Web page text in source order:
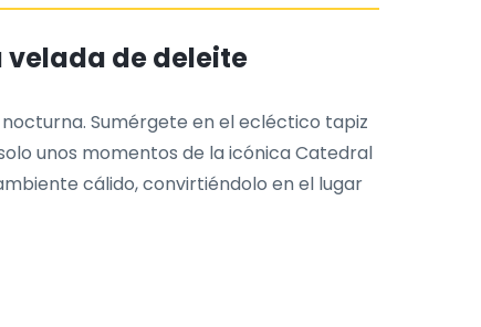
velada de deleite
Sumérgete en el ecléctico tapiz
unos momentos de la icónica Catedral
cálido, convirtiéndolo en el lugar